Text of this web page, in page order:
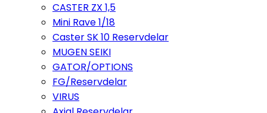
CASTER ZX 1,5
Mini Rave 1/18
Caster SK 10 Reservdelar
MUGEN SEIKI
GATOR/OPTIONS
FG/Reservdelar
VIRUS